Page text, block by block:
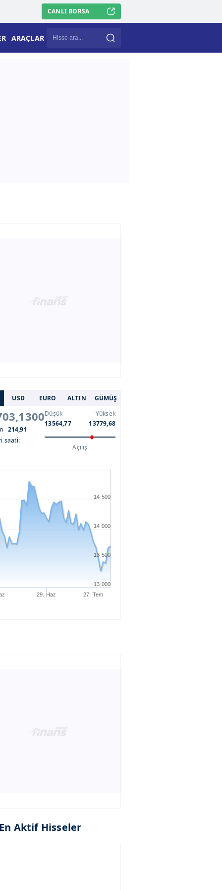
CANLI BORSA
ARAÇLAR
USD EURO ALTIN GÜMÜŞ
214,91
saati:
Düşük
13564,77
Yüksek
13779,68
Açılış
29. Haz 27. Tem
13 000
13 500
14 000
14 500
Aktif Hisseler